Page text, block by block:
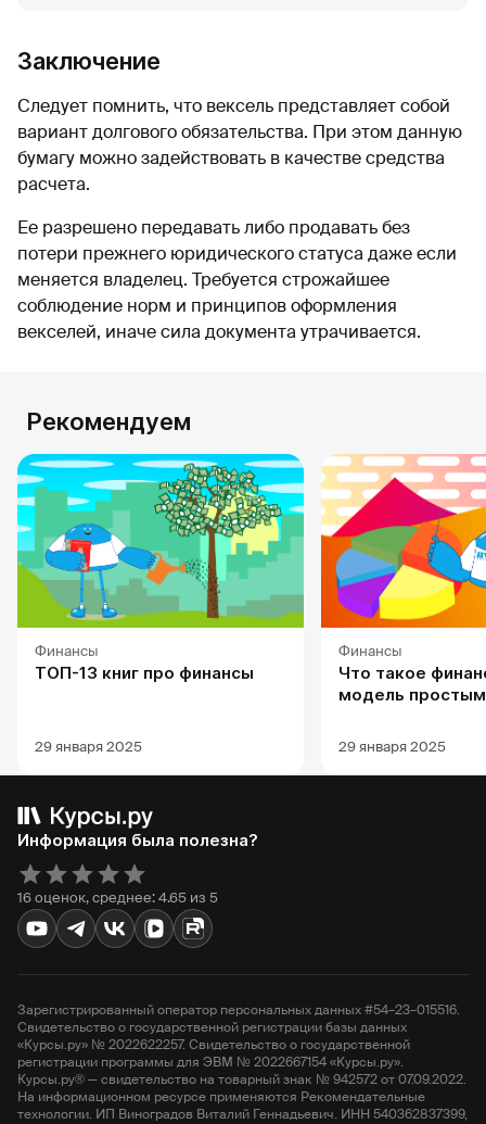
Заключение
Следует помнить, что вексель представляет собой
вариант долгового обязательства. При этом данную
бумагу можно задействовать в качестве средства
расчета.
Ее разрешено передавать либо продавать без
потери прежнего юридического статуса даже если
меняется владелец. Требуется строжайшее
соблюдение норм и принципов оформления
векселей, иначе сила документа утрачивается.
Рекомендуем
Финансы
ТОП-13 книг про финансы
29 января 2025
Финансы
Что такое
модель
29 января 2025
Информация была полезна?
16 оценок, среднее: 4.65 из 5
Зарегистрированный оператор персональных данных #54–23–015516.
Свидетельство о государственной регистрации базы данных
«Курсы.ру» № 2022622257. Свидетельство о государственной
регистрации программы для ЭВМ № 2022667154 «Курсы.ру».
Курсы.ру® — свидетельство на товарный знак № 942572 от 07.09.2022.
На информационном ресурсе применяются Рекомендательные
технологии. ИП Виноградов Виталий Геннадьевич. ИНН 540362837399,